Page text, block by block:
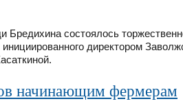
Бредихина состоялось
директором
начинающим фермерам